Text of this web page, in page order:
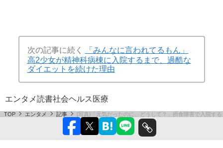
次の記事に続く
「みんなに言われてるもん」
高2少女が精神科病棟に入院するまで、過酷な
ダイエットを続けた理由
エンタメ読書社会ヘルス 医療
TOP エンタメ 記事 [写真]「元気だったのに、どうして？」摂食障害で入院す